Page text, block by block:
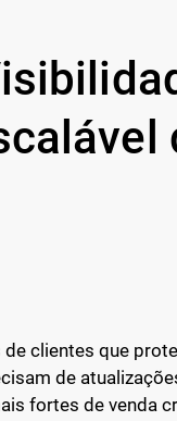
clientes que
de
fortes de venda